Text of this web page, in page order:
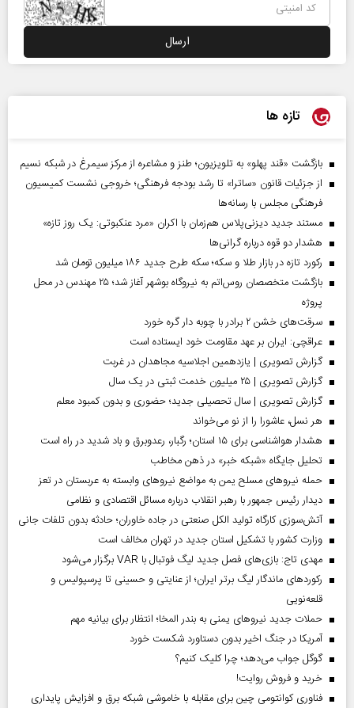
تازه ها
بازگشت «قند پهلو» به تلویزیون؛ طنز و مشاعره از مرکز سیمرغ در شبکه نسیم
از جزئیات قانون «ساترا» تا رشد بودجه فرهنگی؛ خروجی نشست کمیسیون
فرهنگی مجلس با رسانه‌ها
مستند جدید دیزنی‌پلاس هم‌زمان با اکران «مرد عنکبوتی: یک روز تازه»
هشدار دو قوه درباره گرانی‌ها
رکورد تازه در بازار طلا و سکه؛ سکه طرح جدید ۱۸۶ میلیون تومان شد
بازگشت متخصصان روس‌اتم به نیروگاه بوشهر آغاز شد؛ ۲۵ مهندس در محل
پروژه
سرقت‌های خشن ۲ برادر با چوبه دار گره خورد
عراقچی: ایران بر عهد مقاومت خود ایستاده است
گزارش تصویری | یازدهمین اجلاسیه مجاهدان در غربت
گزارش تصویری | ۲۵ میلیون خدمت ثبتی در یک سال
گزارش تصویری | سال تحصیلی جدید؛ حضوری و بدون کمبود معلم
هر نسل، عاشورا را از نو می‌خواند
هشدار هواشناسی برای ۱۵ استان؛ رگبار، رعدوبرق و باد شدید در راه است
تحلیل جایگاه «شبکه خبر» در ذهن مخاطب
حمله نیروهای مسلح یمن به مواضع نیروهای وابسته به عربستان در تعز
دیدار رئیس‌ جمهور با رهبر انقلاب درباره مسائل اقتصادی و نظامی
آتش‌سوزی کارگاه تولید الکل صنعتی در جاده خاوران؛ حادثه بدون تلفات جانی
وزارت کشور با تشکیل استان جدید در تهران مخالف است
مهدی تاج: بازی‌های فصل جدید لیگ فوتبال با VAR برگزار می‌شود
رکورد‌های ماندگار لیگ برتر ایران؛ از عنایتی و حسینی تا پرسپولیس و
قلعه‌نویی
حملات جدید نیروهای یمنی به بندر المخا؛ انتظار برای بیانیه مهم
آمریکا در جنگ اخیر بدون دستاورد شکست خورد
گوگل جواب می‌دهد؛ چرا کلیک کنیم؟
خرید و فروش روایت!
فناوری کوانتومی چین برای مقابله با خاموشی شبکه برق و افزایش پایداری